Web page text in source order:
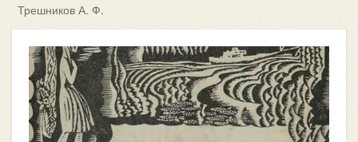
Трешников А. Ф.